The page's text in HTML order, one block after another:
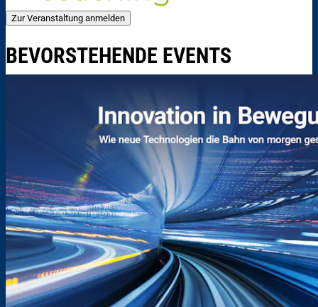
Zur Veranstaltung anmelden
BEVORSTEHENDE EVENTS